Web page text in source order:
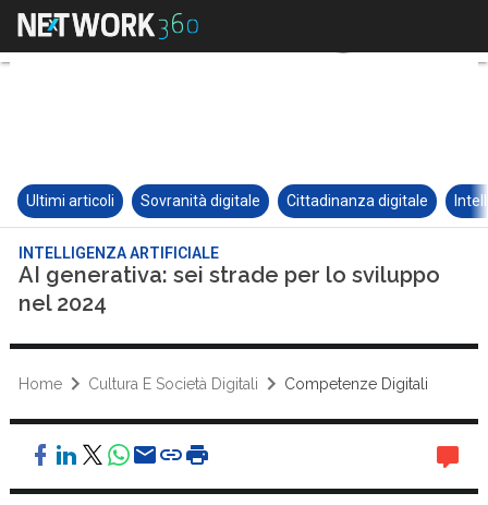
Ultimi articoli Sovranità digitale Cittadinanza digitale
INTELLIGENZA ARTIFICIALE
AI generativa: sei strade per lo sviluppo
nel 2024
Home Cultura E Società Digitali Competenze Digitali